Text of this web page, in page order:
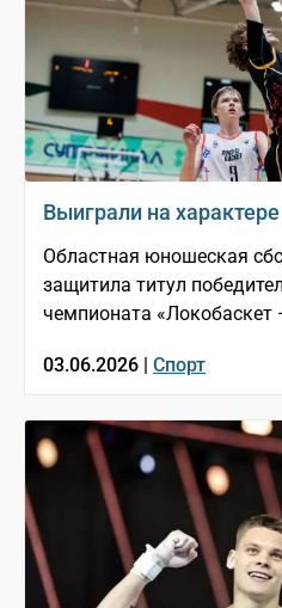
Выиграли на характере
Областная юношеская
защитила титул
чемпионата
03.06.2026 | Спорт